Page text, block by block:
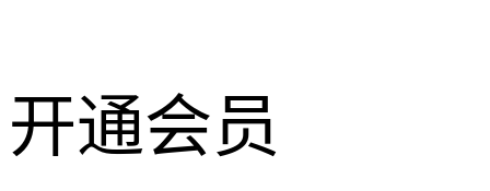
开通会员